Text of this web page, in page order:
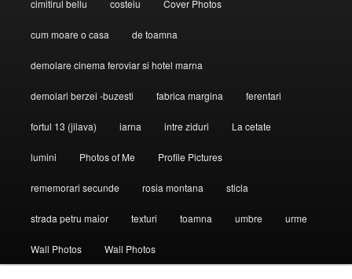
cimitirul bellu costeiu Cover Photos
cum moare o casa de toamna
demolare cinema feroviar si hotel marna
demolari berzei -buzesti fabrica margina ferentari
fortul 13 (jilava) iarna intre ziduri La cetate
lumini Photos of Me Profile Pictures
rememorari secunde rosia montana sticla
strada petru maior texturi toamna umbre urme
Wall Photos Wall Photos